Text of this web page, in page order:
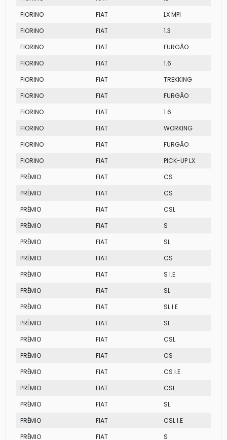
FIORINO
FIAT
LX MPI
FIORINO
FIAT
1.3
FIORINO
FIAT
FURGÃO
FIORINO
FIAT
1.6
FIORINO
FIAT
TREKKING
FIORINO
FIAT
FURGÃO
FIORINO
FIAT
1.6
FIORINO
FIAT
WORKING
FIORINO
FIAT
FURGÃO
FIORINO
FIAT
PICK-UP LX
PRÊMIO
FIAT
CS
PRÊMIO
FIAT
CS
PRÊMIO
FIAT
CSL
PRÊMIO
FIAT
S
PRÊMIO
FIAT
SL
PRÊMIO
FIAT
CS
PRÊMIO
FIAT
S I.E
PRÊMIO
FIAT
SL
PRÊMIO
FIAT
SL I.E
PRÊMIO
FIAT
SL
PRÊMIO
FIAT
CSL
PRÊMIO
FIAT
CS
PRÊMIO
FIAT
CS I.E
PRÊMIO
FIAT
CSL
PRÊMIO
FIAT
SL
PRÊMIO
FIAT
CSL I.E
PRÊMIO
FIAT S